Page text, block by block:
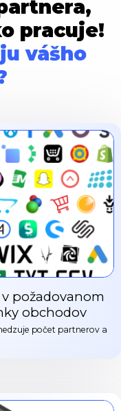
pracuje!
vášho
požadovanom
obchodov
počet partnerov a